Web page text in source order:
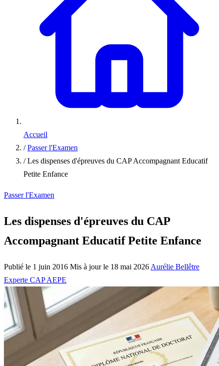
Accueil
/ Passer l'Examen
/ Les dispenses d'épreuves du CAP Accompagnant Educatif
Petite Enfance
Passer l'Examen
Les dispenses d'épreuves du CAP
Accompagnant Educatif Petite Enfance
Publié le 1 juin 2016 Mis à jour le 18 mai 2026 Aurélie Bellêtre
Experte CAP AEPE